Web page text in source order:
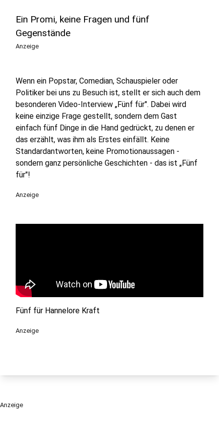
Ein Promi, keine Fragen und fünf
Gegenstände
Anzeige
Wenn ein Popstar, Comedian, Schauspieler oder
Politiker bei uns zu Besuch ist, stellt er sich auch dem
besonderen Video-Interview „Fünf für". Dabei wird
keine einzige Frage gestellt, sondern dem Gast
einfach fünf Dinge in die Hand gedrückt, zu denen er
das erzählt, was ihm als Erstes einfällt. Keine
Standardantworten, keine Promotionaussagen -
sondern ganz persönliche Geschichten - das ist „Fünf
für"!
Anzeige
Fünf für Hannelore Kraft
Anzeige
Anzeige